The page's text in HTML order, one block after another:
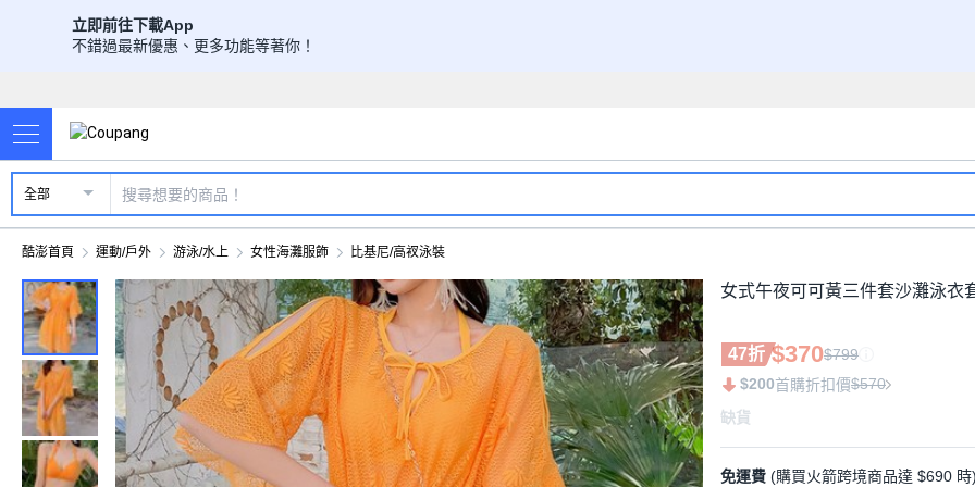
立即前往下載App
不錯過最新優惠、更多功能等著你！
全部
酷澎首頁 運動/戶外 游泳/水上 女性海灘服飾 比基尼/高衩泳裝
女式午夜可可黃三件套沙灘泳衣
47折 $370$799
$200首購折扣價$570
缺貨
免運費 (購買火箭跨境商品達 $690 時